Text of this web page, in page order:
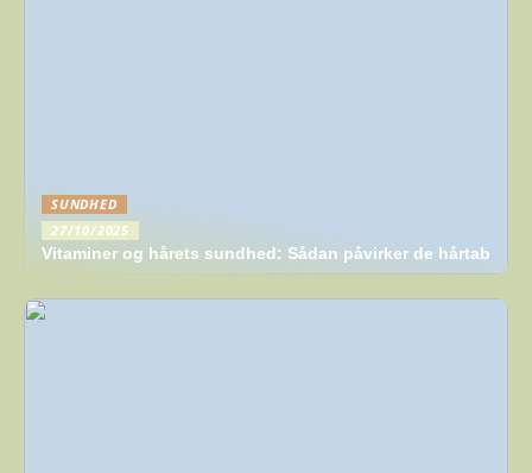
SUNDHED
27/10/2025
Vitaminer og hårets sundhed: Sådan påvirker de hårtab